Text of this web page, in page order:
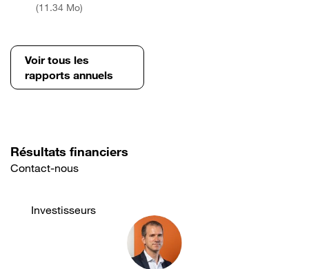
(11.34 Mo)
Voir tous les
rapports annuels
Résultats financiers
Contact-nous
Investisseurs